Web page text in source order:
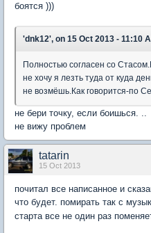
боятся )))
'dnk12', on 15 Oct 2013 - 11:10
Полностью согласен со
не хочу я лезть туда от куда
не возмёшь.Как говорится-по
не бери точку, если боишься. ..
не вижу проблем
tatarin
15 Oct 2013
почитал все написанное и
что будет. помирать так с
старта все не один раз